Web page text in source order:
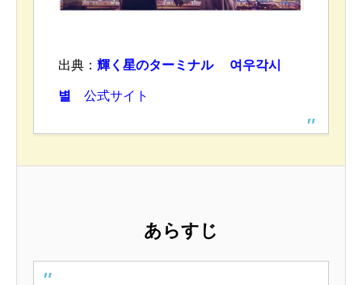
出典： 輝く星のターミナル 여우각시
별 公式サイト
あらすじ